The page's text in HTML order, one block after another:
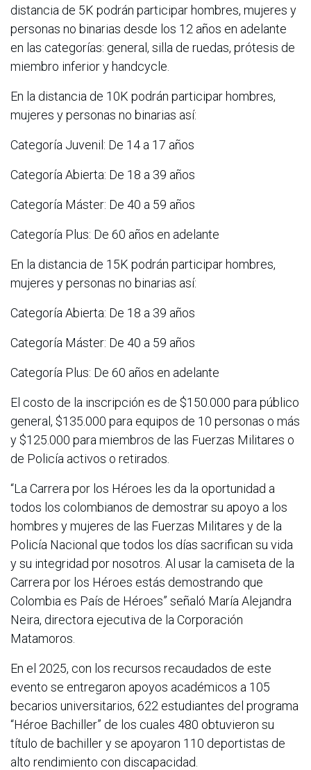
distancia de 5K podrán participar hombres, mujeres y
personas no binarias desde los 12 años en adelante
en las categorías: general, silla de ruedas, prótesis de
miembro inferior y handcycle.
En la distancia de 10K podrán participar hombres,
mujeres y personas no binarias así:
Categoría Juvenil: De 14 a 17 años
Categoría Abierta: De 18 a 39 años
Categoría Máster: De 40 a 59 años
Categoría Plus: De 60 años en adelante
En la distancia de 15K podrán participar hombres,
mujeres y personas no binarias así:
Categoría Abierta: De 18 a 39 años
Categoría Máster: De 40 a 59 años
Categoría Plus: De 60 años en adelante
El costo de la inscripción es de $150.000 para público
general, $135.000 para equipos de 10 personas o más
y $125.000 para miembros de las Fuerzas Militares o
de Policía activos o retirados.
“La Carrera por los Héroes les da la oportunidad a
todos los colombianos de demostrar su apoyo a los
hombres y mujeres de las Fuerzas Militares y de la
Policía Nacional que todos los días sacrifican su vida
y su integridad por nosotros. Al usar la camiseta de la
Carrera por los Héroes estás demostrando que
Colombia es País de Héroes” señaló María Alejandra
Neira, directora ejecutiva de la Corporación
Matamoros.
En el 2025, con los recursos recaudados de este
evento se entregaron apoyos académicos a 105
becarios universitarios, 622 estudiantes del programa
“Héroe Bachiller” de los cuales 480 obtuvieron su
título de bachiller y se apoyaron 110 deportistas de
alto rendimiento con discapacidad.